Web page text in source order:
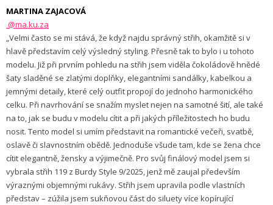
MARTINA ZAJACOVÁ
@ma.ku.za
„Velmi často se mi stává, že když najdu správný střih, okamžitě si v
hlavě představím celý výsledný styling. Přesně tak to bylo i u tohoto
modelu. Již při prvním pohledu na střih jsem viděla čokoládově hnědé
šaty sladěné se zlatými doplňky, elegantními sandálky, kabelkou a
jemnými detaily, které celý outfit propojí do jednoho harmonického
celku. Při navrhování se snažím myslet nejen na samotné šití, ale také
na to, jak se budu v modelu cítit a při jakých příležitostech ho budu
nosit. Tento model si umím představit na romantické večeři, svatbě,
oslavě či slavnostním obědě. Jednoduše všude tam, kde se žena chce
cítit elegantně, žensky a výjimečně. Pro svůj finálový model jsem si
vybrala střih 119 z Burdy Style 9/2025, jenž mě zaujal především
výraznými objemnými rukávy. Střih jsem upravila podle vlastních
představ – zúžila jsem sukňovou část do siluety více kopírující